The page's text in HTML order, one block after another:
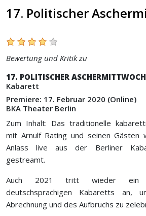
17. Politischer
Bewertung und Kritik zu
17. POLITISCHER ASCHERMITTWOCH
Kabarett
Premiere: 17. Februar 2020 (Online)
BKA Theater Berlin
Zum Inhalt: Das traditionelle
mit Arnulf Rating und seinen Gästen
Anlass live aus der Berliner
gestreamt.
Auch 2021 tritt wieder ein
deutschsprachigen Kabaretts an,
Abrechnung und des Aufbruchs zu